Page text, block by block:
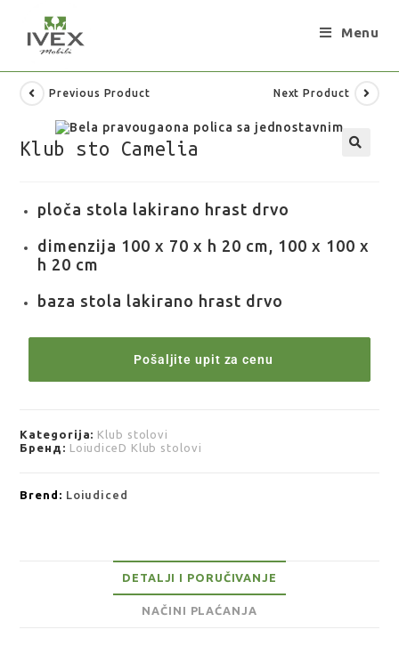
Menu
Previous Product Next Product
Klub sto Camelia
ploča stola lakirano hrast drvo
dimenzija 100 x 70 x h 20 cm, 100 x 100 x
h 20 cm
baza stola lakirano hrast drvo
Pošaljite upit za cenu
Kategorija: Klub stolovi
Бренд: LoiudiceD Klub stolovi
Brend: Loiudiced
DETALJI I PORUČIVANJE
NAČINI PLAĆANJA